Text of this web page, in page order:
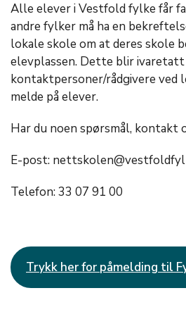
Alle elever i Vestfold fylke får
andre fylker må ha en
lokale skole om at deres skole
elevplassen. Dette blir
kontaktpersoner/rådgivere ved
melde på elever.
Har du noen spørsmål, kontakt
E-post:
Telefon: 33 07 91 00
Trykk her for påmelding til